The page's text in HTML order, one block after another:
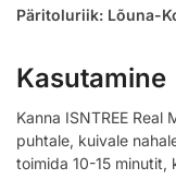
Päritoluriik: Lõuna-
Kasutamine
Kanna ISNTREE
puhtale, kuivale
toimida 10-15 minutit,